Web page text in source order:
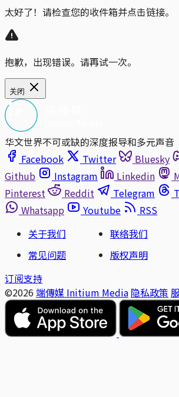
太好了！请检查您的收件箱并点击链接。
抱歉，出现错误。请再试一次。
关闭
华文世界不可或缺的深度报导和多元声音
Facebook
Twitter Bluesky
Github
Instagram Linkedin
Pinterest
Reddit Telegram
Whatsapp
Youtube
RSS
关于我们
联络我们
常见问题
版权声明
订阅支持
©2026 端傳媒 Initium Media 隐私政策